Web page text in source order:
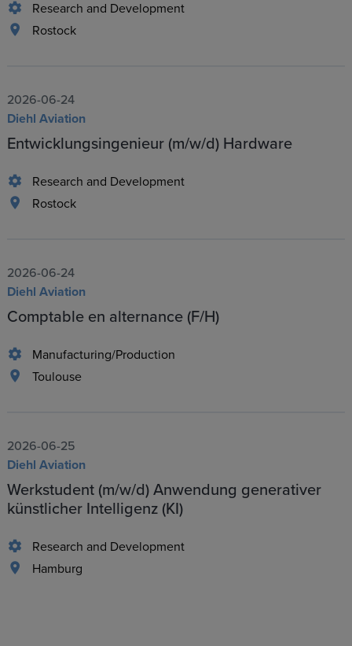
Research and Development
Rostock
2026-06-24
Diehl Aviation
Entwicklungsingenieur (m/w/d) Hardware
Research and Development
Rostock
2026-06-24
Diehl Aviation
Comptable en alternance (F/H)
Manufacturing/Production
Toulouse
2026-06-25
Diehl Aviation
Werkstudent (m/w/d) Anwendung generativer
künstlicher Intelligenz (KI)
Research and Development
Hamburg